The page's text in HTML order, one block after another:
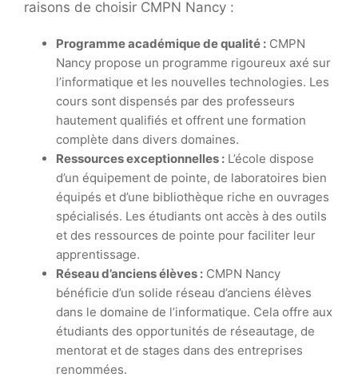
raisons de choisir CMPN Nancy :
Programme académique de qualité : CMPN
Nancy propose un programme rigoureux axé sur
l’informatique et les nouvelles technologies. Les
cours sont dispensés par des professeurs
hautement qualifiés et offrent une formation
complète dans divers domaines.
Ressources exceptionnelles : L’école dispose
d’un équipement de pointe, de laboratoires bien
équipés et d’une bibliothèque riche en ouvrages
spécialisés. Les étudiants ont accès à des outils
et des ressources de pointe pour faciliter leur
apprentissage.
Réseau d’anciens élèves : CMPN Nancy
bénéficie d’un solide réseau d’anciens élèves
dans le domaine de l’informatique. Cela offre aux
étudiants des opportunités de réseautage, de
mentorat et de stages dans des entreprises
renommées.